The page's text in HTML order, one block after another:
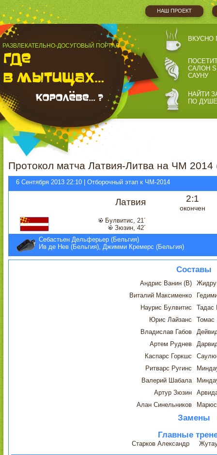
НАШ ПРОЕКТ
РАЗВЛЕКАТЕЛЬНО-ДОСУГОВЫЙ ПОРТАЛ
ВКУСНО
САЛОН
САУНУ
НАЙТИ
ПО ДУШЕ
Протокол матча Латвия-Литва на ЧМ 2014
6 Сентября 2013 22:10 | Отборочный этап к ЧМ-2014
Латвия 2:1
окончен
Булвитис, 21´
Зюзин, 42´
Себастьен Дельферьер (Бельгия)
Ив де Нев (Бельгия), Джимми Кремерс (Бельгия)
Составы
Андрис Ванин (В)
Виталий Максименко
Наурис Булвитис
Тадас
Юрис Лайзанс
Томас
Владислав Габов
Артем Руднев
Каспарс Горкшс
Ритварс Ругинс
Валерий Шабала
Артур Зюзин
Алан Синельников
Замены
Главные
Старков Александр